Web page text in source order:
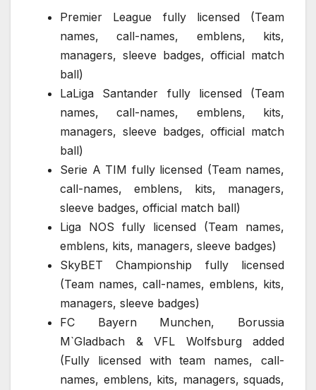
Premier League fully licensed (Team
names, call-names, emblens, kits,
managers, sleeve badges, official match
ball)
LaLiga Santander fully licensed (Team
names, call-names, emblens, kits,
managers, sleeve badges, official match
ball)
Serie A TIM fully licensed (Team names,
call-names, emblens, kits, managers,
sleeve badges, official match ball)
Liga NOS fully licensed (Team names,
emblens, kits, managers, sleeve badges)
SkyBET Championship fully licensed
(Team names, call-names, emblens, kits,
managers, sleeve badges)
FC Bayern Munchen, Borussia
M`Gladbach & VFL Wolfsburg added
(Fully licensed with team names, call-
names, emblens, kits, managers, squads,